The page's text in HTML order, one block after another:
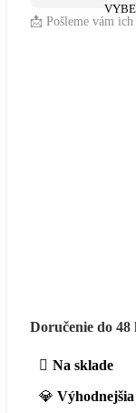
📩 Pošleme vám
Doručenie do 48
Na sklade
💎